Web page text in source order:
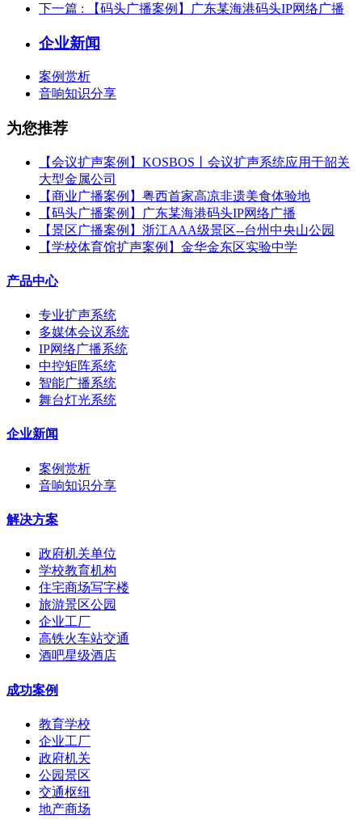
下一篇 : 【码头广播案例】广东某海港码头IP网络广播
企业新闻
案例赏析
音响知识分享
为您推荐
【会议扩声案例】KOSBOS丨会议扩声系统应用于韶关
大型金属公司
【商业广播案例】粤西首家高凉非遗美食体验地
【码头广播案例】广东某海港码头IP网络广播
【景区广播案例】浙江AAA级景区--台州中央山公园
【学校体育馆扩声案例】金华金东区实验中学
产品中心
专业扩声系统
多媒体会议系统
IP网络广播系统
中控矩阵系统
智能广播系统
舞台灯光系统
企业新闻
案例赏析
音响知识分享
解决方案
政府机关单位
学校教育机构
住宅商场写字楼
旅游景区公园
企业工厂
高铁火车站交通
酒吧星级酒店
成功案例
教育学校
企业工厂
政府机关
公园景区
交通枢纽
地产商场